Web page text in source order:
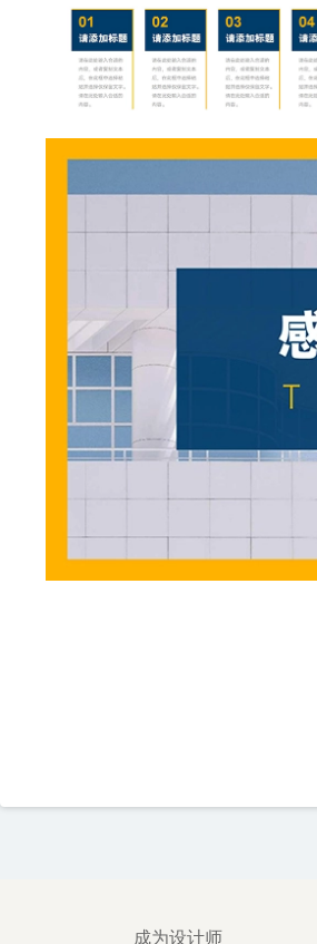
成为设计师